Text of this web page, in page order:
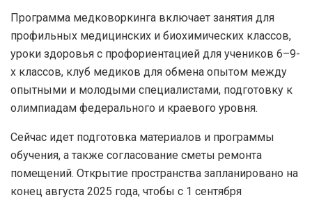
Программа медковоркинга включает занятия для
профильных медицинских и биохимических классов,
уроки здоровья с профориентацией для учеников 6–9-
х классов, клуб медиков для обмена опытом между
опытными и молодыми специалистами, подготовку к
олимпиадам федерального и краевого уровня.
Сейчас идет подготовка материалов и программы
обучения, а также согласование сметы ремонта
помещений. Открытие пространства запланировано на
конец августа 2025 года, чтобы с 1 сентября